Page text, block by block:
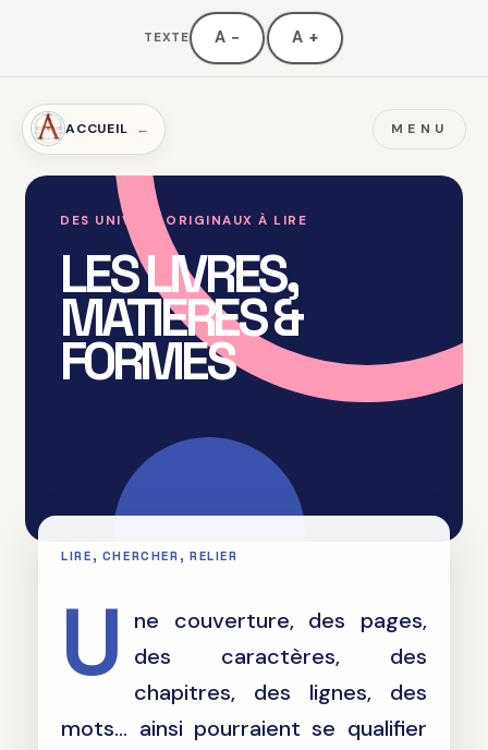
TEXTE A− A+
ACCUEIL MENU
DES UNIVERS ORIGINAUX À LIRE
LES LIVRES,
MATIERES &
FORMES
U
ne couverture, des pages,
des caractères, des
chapitres, des lignes, des
mots... ainsi pourraient se qualifier